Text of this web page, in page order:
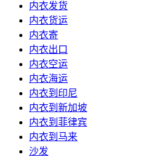
内衣发货
内衣货运
内衣寄
内衣出口
内衣空运
内衣海运
内衣到印尼
内衣到新加坡
内衣到菲律宾
内衣到马来
沙发